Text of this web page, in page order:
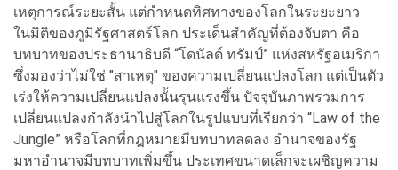
เหตุการณ์ระยะสั้น แต่กำหนดทิศทางของโลกในระยะยาว
ในมิติของภูมิรัฐศาสตร์โลก ประเด็นสำคัญที่ต้องจับตา คือ
บทบาทของประธานาธิบดี “โดนัลด์ ทรัมป์” แห่งสหรัฐอเมริกา
ซึ่งมองว่าไม่ใช่ "สาเหตุ" ของความเปลี่ยนแปลงโลก แต่เป็นตัว
เร่งให้ความเปลี่ยนแปลงนั้นรุนแรงขึ้น ปัจจุบันภาพรวมการ
เปลี่ยนแปลงกำลังนำไปสู่โลกในรูปแบบที่เรียกว่า “Law of the
Jungle” หรือโลกที่กฎหมายมีบทบาทลดลง อำนาจของรัฐ
มหาอำนาจมีบทบาทเพิ่มขึ้น ประเทศขนาดเล็กจะเผชิญความ